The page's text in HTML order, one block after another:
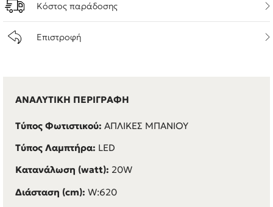
Κόστος παράδοσης
Επιστροφή
ΑΝΑΛΥΤΙΚΗ ΠΕΡΙΓΡΑΦΗ
Τύπος Φωτιστικού: ΑΠΛΙΚΕΣ ΜΠΑΝΙΟΥ
Τύπος Λαμπτήρα: LED
Κατανάλωση (watt): 20W
Διάσταση (cm): W:620